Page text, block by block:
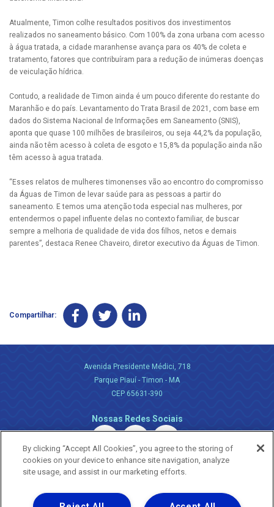
Atualmente, Timon colhe resultados positivos dos investimentos
realizados no saneamento básico. Com 100% da zona urbana com acesso
à água tratada, a cidade maranhense avança para os 40% de coleta e
tratamento, fatores que contribuíram para a redução de inúmeras doenças
de veiculação hídrica.
Contudo, a realidade de Timon ainda é um pouco diferente do restante do
Maranhão e do país. Levantamento do Trata Brasil de 2021, com base em
dados do Sistema Nacional de Informações em Saneamento (SNIS),
aponta que quase 100 milhões de brasileiros, ou seja 44,2% da população,
ainda não têm acesso à coleta de esgoto e 15,8% da população ainda não
têm acesso à agua tratada.
“Esses relatos de mulheres timonenses vão ao encontro do compromisso
da Águas de Timon de levar saúde para as pessoas a partir do
saneamento. E temos uma atenção toda especial nas mulheres, por
entendermos o papel influente delas no contexto familiar, de buscar
sempre a melhoria de qualidade de vida dos filhos, netos e demais
parentes”, destaca Renee Chaveiro, diretor executivo da Águas de Timon.
Compartilhar:
Avenida Presidente Médici, 718
Parque Piauí - Timon - MA
CEP 65631-390
Nossas Redes Sociais
By clicking “Accept All Cookies”, you agree to the storing of
cookies on your device to enhance site navigation, analyze
site usage, and assist in our marketing efforts.